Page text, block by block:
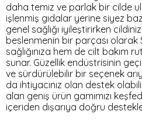
daha temiz ve parlak bir cilde
işlenmiş gıdalar yerine siyez
genel sağlığı iyileştirirken
beslenmenin bir parçası olarak
sağlığınıza hem de cilt bakım
sunar. Güzellik endüstrisinin
ve sürdürülebilir bir seçenek
da ihtiyacınız olan destek
alan geniş ürün gamımızı
içeriden dışarıya doğru